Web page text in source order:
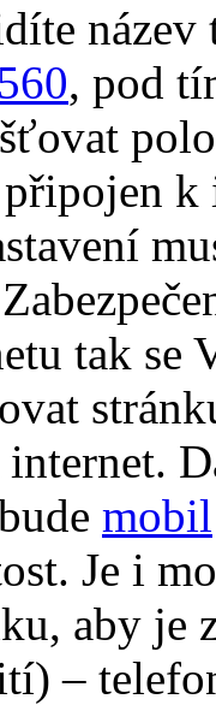
, pod
k
tak se
mobil
Je i
aby je
–